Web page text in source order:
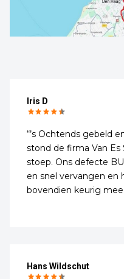
Iris D
“’s Ochtends gebeld
stond de firma Van
stoep. Ons defecte
en snel vervangen en
bovendien keurig
Hans Wildschut